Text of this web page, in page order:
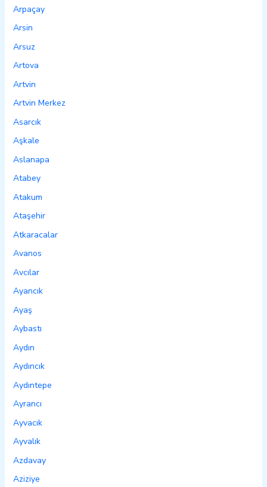
Arpaçay
Arsin
Arsuz
Artova
Artvin
Artvin Merkez
Asarcık
Aşkale
Aslanapa
Atabey
Atakum
Ataşehir
Atkaracalar
Avanos
Avcılar
Ayancık
Ayaş
Aybastı
Aydın
Aydıncık
Aydıntepe
Ayrancı
Ayvacık
Ayvalık
Azdavay
Aziziye